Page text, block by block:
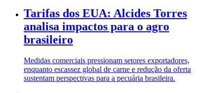
Tarifas dos EUA: Alcides Torres
analisa impactos para o agro
brasileiro
Medidas comerciais pressionam setores exportadores,
enquanto escassez global de carne e redução da oferta
sustentam perspectivas para a pecuária brasileira.